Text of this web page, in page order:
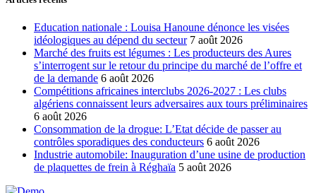
Education nationale : Louisa Hanoune dénonce les visées
idéologiques au dépend du secteur 7 août 2026
Marché des fruits est légumes : Les producteurs des Aures
s’interrogent sur le retour du principe du marché de l’offre et
de la demande 6 août 2026
Compétitions africaines interclubs 2026-2027 : Les clubs
algériens connaissent leurs adversaires aux tours préliminaires
6 août 2026
Consommation de la drogue: L’Etat décide de passer au
contrôles sporadiques des conducteurs 6 août 2026
Industrie automobile: Inauguration d’une usine de production
de plaquettes de frein à Réghaïa 5 août 2026